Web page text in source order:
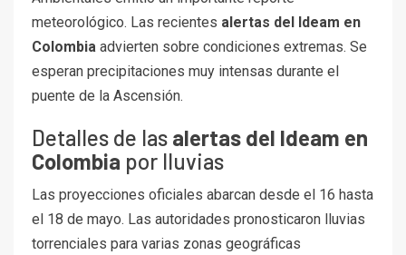
meteorológico. Las recientes alertas del Ideam en
Colombia advierten sobre condiciones extremas. Se
esperan precipitaciones muy intensas durante el
puente de la Ascensión.
Detalles de las alertas del Ideam en
Colombia por lluvias
Las proyecciones oficiales abarcan desde el 16 hasta
el 18 de mayo. Las autoridades pronosticaron lluvias
torrenciales para varias zonas geográficas